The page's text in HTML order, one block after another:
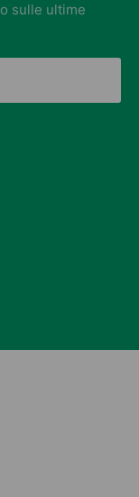
sulle ultime